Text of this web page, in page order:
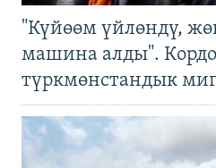
"Күйөөм үйлөндү,
машина алды".
түркмөнстандык